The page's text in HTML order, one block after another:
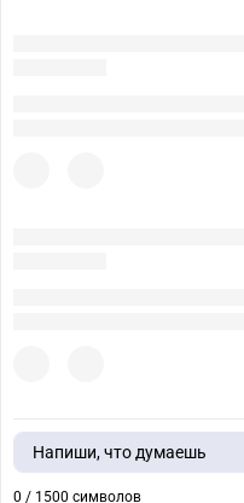
Напиши, что думаешь
0 / 1500 символов